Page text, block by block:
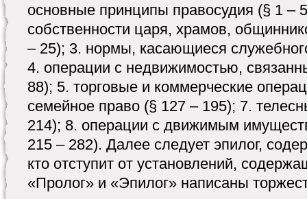
основные принципы правосудия (§ 1 –
собственности царя, храмов,
– 25); 3. нормы, касающиеся
4. операции с недвижимостью,
88); 5. торговые и коммерческие
семейное право (§ 127 – 195); 7.
214); 8. операции с движимым
215 – 282). Далее следует эпилог,
кто отступит от установлений,
«Пролог» и «Эпилог» написаны